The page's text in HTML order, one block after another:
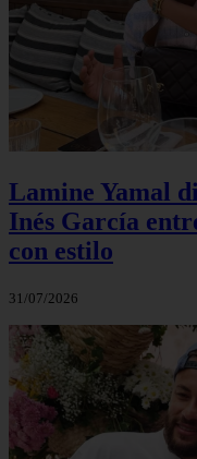
Lamine Yamal
Inés García
con estilo
31/07/2026